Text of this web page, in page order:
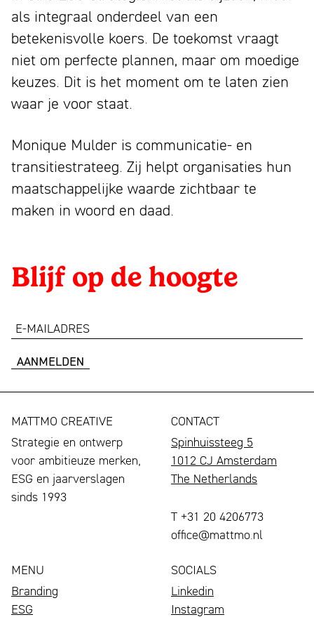
als integraal onderdeel van een
betekenisvolle koers. De toekomst vraagt
niet om perfecte plannen, maar om moedige
keuzes. Dit is het moment om te laten zien
waar je voor staat.
Monique Mulder is communicatie- en
transitiestrateeg. Zij helpt organisaties hun
maatschappelijke waarde zichtbaar te
maken in woord en daad.
Blijf op de hoogte
e-
MATTMO CREATIVE
Strategie en ontwerp
voor ambitieuze merken,
ESG en jaarverslagen
sinds 1993
CONTACT
Spinhuissteeg 5
1012 CJ Amsterdam
The Netherlands
T +31 20 4206773
office@mattmo.nl
MENU
Branding
ESG
SOCIALS
Linkedin
Instagram